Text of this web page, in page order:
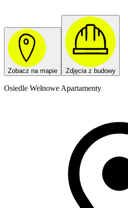
Zobacz na mapie Zdjęcia z budowy
Osiedle Wełnowe Apartamenty